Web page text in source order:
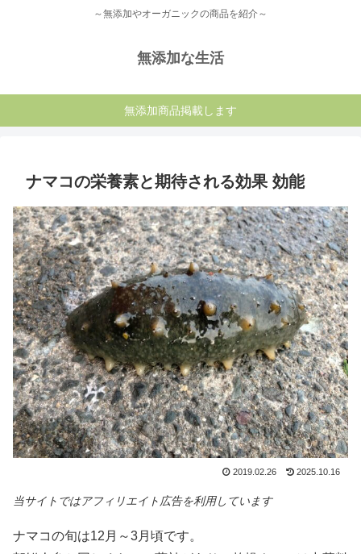
～無添加やオーガニックの商品を紹介～
無添加な生活
無添加商品掲載します
ナマコの栄養素と期待される効果 効能
2019.02.26 2025.10.16
当サイトではアフィリエイト広告を利用しています
ナマコの旬は12月～3月頃です。